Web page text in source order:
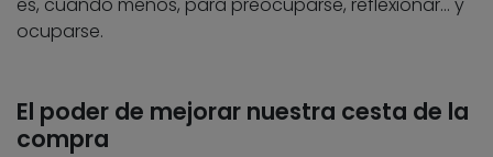
es, cuando menos, para preocuparse, reflexionar… y
ocuparse.
El poder de mejorar nuestra cesta de la
compra